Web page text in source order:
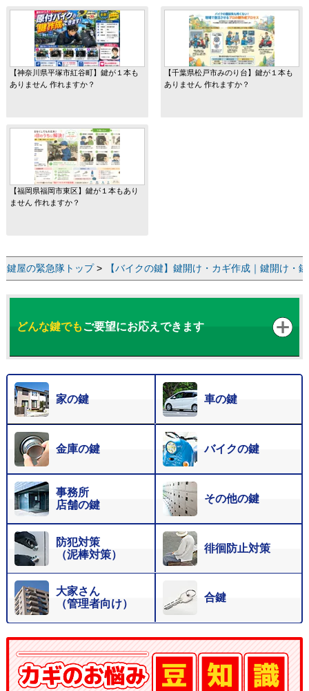
【神奈川県平塚市紅谷町】鍵が１本も
ありません 作れますか？
【千葉県松戸市みのり台】鍵が１本も
ありません 作れますか？
【福岡県福岡市東区】鍵が１本もあり
ません 作れますか？
鍵屋の緊急隊トップ> 【バイクの鍵】鍵開け・カギ作成｜鍵開け・
どんな鍵でもご要望にお応えできます
家の鍵 車の鍵
金庫の鍵 バイクの鍵
事務所
店舗の鍵
その他の鍵
防犯対策
（泥棒対策）
徘徊防止対策
大家さん
（管理者向け）
合鍵